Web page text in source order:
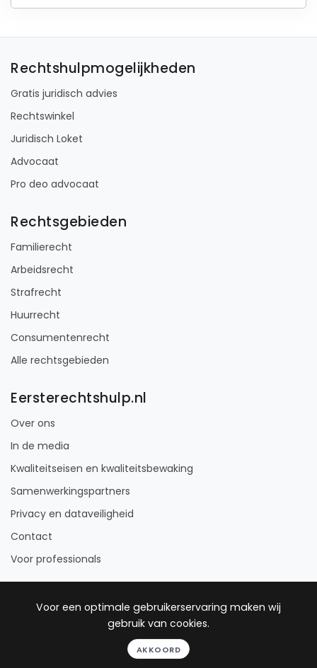
Rechtshulpmogelijkheden
Gratis juridisch advies
Rechtswinkel
Juridisch Loket
Advocaat
Pro deo advocaat
Rechtsgebieden
Familierecht
Arbeidsrecht
Strafrecht
Huurrecht
Consumentenrecht
Alle rechtsgebieden
Eersterechtshulp.nl
Over ons
In de media
Kwaliteitseisen en kwaliteitsbewaking
Samenwerkingspartners
Privacy en dataveiligheid
Contact
Voor professionals
© 2012 - 2026 Eersterechtshulp
Voor een optimale gebruikerservaring maken wij
gebruik van cookies.
AKKOORD